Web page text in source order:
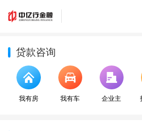
贷款咨询
我有房 我有车 企业主